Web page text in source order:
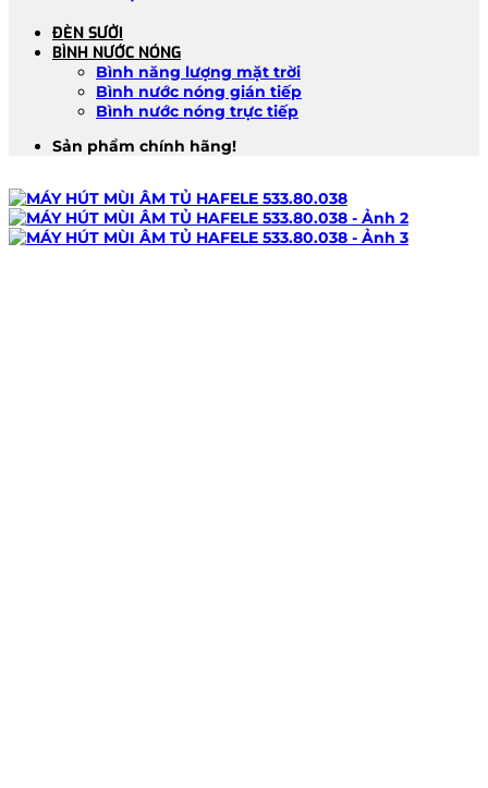
ĐÈN SƯỞI
BÌNH NƯỚC NÓNG
Bình năng lượng mặt trời
Bình nước nóng gián tiếp
Bình nước nóng trực tiếp
Sản phẩm chính hãng!